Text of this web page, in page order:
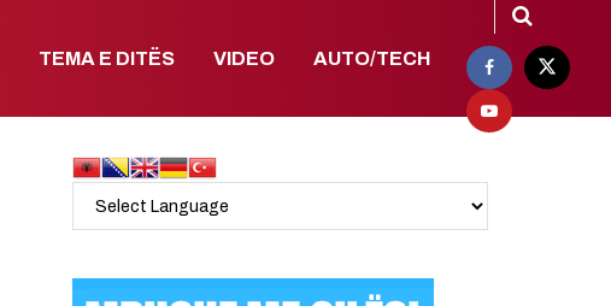
TEMA E DITËS VIDEO AUTO/TECH